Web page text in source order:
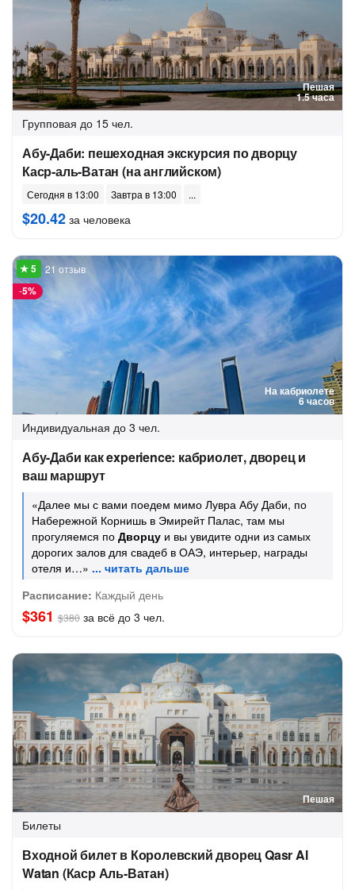
Пешая
1.5 часа
Групповая до 15 чел.
Абу-Даби: пешеходная экскурсия по дворцу
Каср-аль-Ватан (на английском)
Сегодня в 13:00 Завтра в 13:00
$20.42 за человека
На кабриолете
6 часов
-5%
21 отзыв
Индивидуальная до 3 чел.
Абу-Даби как experience: кабриолет, дворец и
ваш маршрут
«Далее мы с вами поедем мимо Лувра Абу Даби, по
Набережной Корнишь в Эмирейт Палас, там мы
прогуляемся по Дворцу и вы увидите одни из самых
дорогих залов для свадеб в ОАЭ, интерьер, награды
отеля и…»
Расписание: Каждый день
$361 $380 за всё до 3 чел.
Пешая
Билеты
Входной билет в Королевский дворец Qasr Al
Watan (Каср Аль-Ватан)